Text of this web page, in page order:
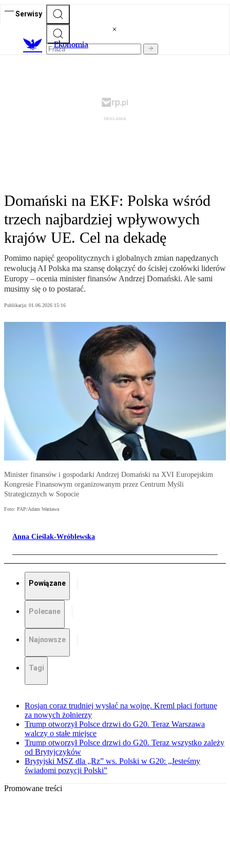
Serwisy
Ekonomia
Domański na EKF: Polska wśród
trzech najbardziej wpływowych
krajów UE. Cel na dekadę
Pomimo napięć geopolitycznych i globalnych zmian napędzanych
rewolucją AI Polska ma szansę dołączyć do ścisłej czołówki liderów
Europy – ocenia minister finansów Andrzej Domański. Ale sami
musimy się o to postarać.
Publikacja: 01.06.2026 15:16
Minister finansów i gospodarki Andrzej Domański na XVI Europejskim
Kongresie Finansowym organizowanym przez Centrum Myśli
Strategicznych w Sopocie
Foto: PAP/Adam Warżawa
Anna Cieślak-Wróblewska
Powiązane
Polecane
Najnowsze
Tagi
Rosjan coraz trudniej wysłać na wojnę. Kreml płaci fortunę
za nowych żołnierzy
Trump otworzył Polsce drzwi do G20. Teraz Warszawa
walczy o stałe miejsce
Trump otworzył Polsce drzwi do G20. Teraz wszystko zależy
od Brytyjczyków
Brytyjski MSZ dla „Rz” ws. Polski w G20: „Jesteśmy
świadomi pozycji Polski”
Promowane treści